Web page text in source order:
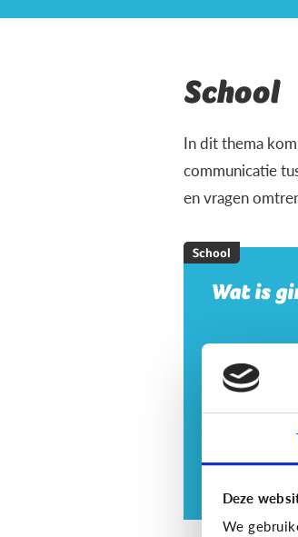
Deze
We
School
In dit thema
communicatie
en vragen
School
Wat is